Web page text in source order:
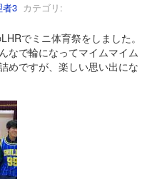
者3 カテゴリ:
でミニ体育祭をしました。
なで輪になってマイムマイム
めですが、楽しい思い出にな